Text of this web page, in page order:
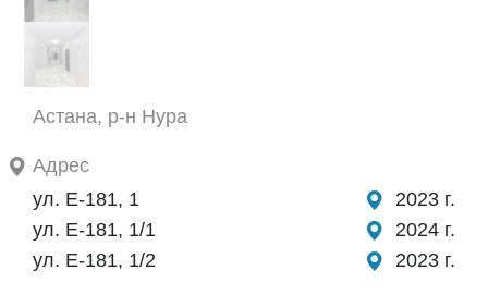
Астана, р-н Нура
Адрес
ул. Е-181, 1
2023 г.
ул. Е-181, 1/1
2024 г.
ул. Е-181, 1/2
2023 г.